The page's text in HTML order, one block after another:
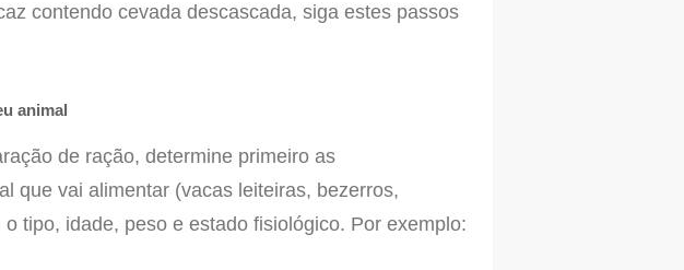
contendo cevada descascada, siga estes passos
animal
de ração, determine primeiro as
que vai alimentar (vacas leiteiras, bezerros,
tipo, idade, peso e estado fisiológico. Por exemplo: